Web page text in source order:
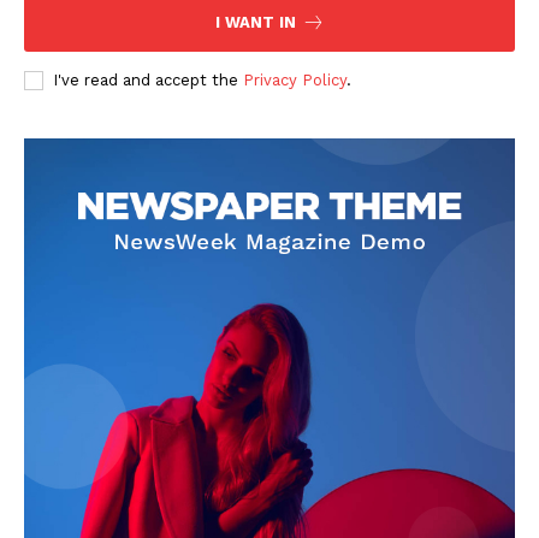
I WANT IN
I've read and accept the Privacy Policy.